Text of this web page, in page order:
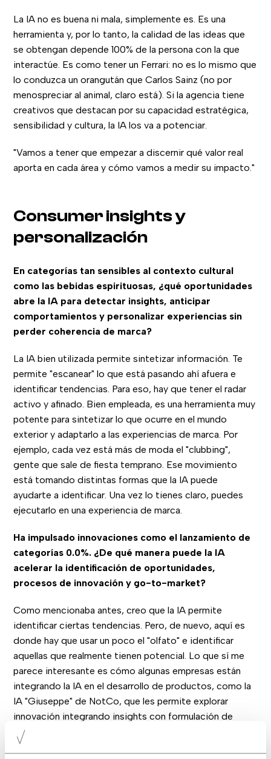
La IA no es buena ni mala, simplemente es. Es una
herramienta y, por lo tanto, la calidad de las ideas que
se obtengan depende 100% de la persona con la que
interactúe. Es como tener un Ferrari: no es lo mismo que
lo conduzca un orangután que Carlos Sainz (no por
menospreciar al animal, claro está). Si la agencia tiene
creativos que destacan por su capacidad estratégica,
sensibilidad y cultura, la IA los va a potenciar.
"Vamos a tener que empezar a discernir qué valor real
aporta en cada área y cómo vamos a medir su impacto."
Consumer insights y
personalización
En categorías tan sensibles al contexto cultural
como las bebidas espirituosas, ¿qué oportunidades
abre la IA para detectar insights, anticipar
comportamientos y personalizar experiencias sin
perder coherencia de marca?
La IA bien utilizada permite sintetizar información. Te
permite "escanear" lo que está pasando ahí afuera e
identificar tendencias. Para eso, hay que tener el radar
activo y afinado. Bien empleada, es una herramienta muy
potente para sintetizar lo que ocurre en el mundo
exterior y adaptarlo a las experiencias de marca. Por
ejemplo, cada vez está más de moda el "clubbing",
gente que sale de fiesta temprano. Ese movimiento
está tomando distintas formas que la IA puede
ayudarte a identificar. Una vez lo tienes claro, puedes
ejecutarlo en una experiencia de marca.
Ha impulsado innovaciones como el lanzamiento de
categorías 0.0%. ¿De qué manera puede la IA
acelerar la identificación de oportunidades,
procesos de innovación y go-to-market?
Como mencionaba antes, creo que la IA permite
identificar ciertas tendencias. Pero, de nuevo, aquí es
donde hay que usar un poco el "olfato" e identificar
aquellas que realmente tienen potencial. Lo que sí me
parece interesante es cómo algunas empresas están
integrando la IA en el desarrollo de productos, como la
IA "Giuseppe" de NotCo, que les permite explorar
innovación integrando insights con formulación de
producto.